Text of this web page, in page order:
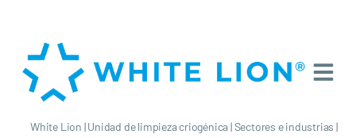
White Lion |Unidad de limpieza criogénica|Sectores e industrias |